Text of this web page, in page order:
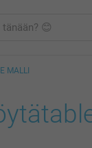
MALLI